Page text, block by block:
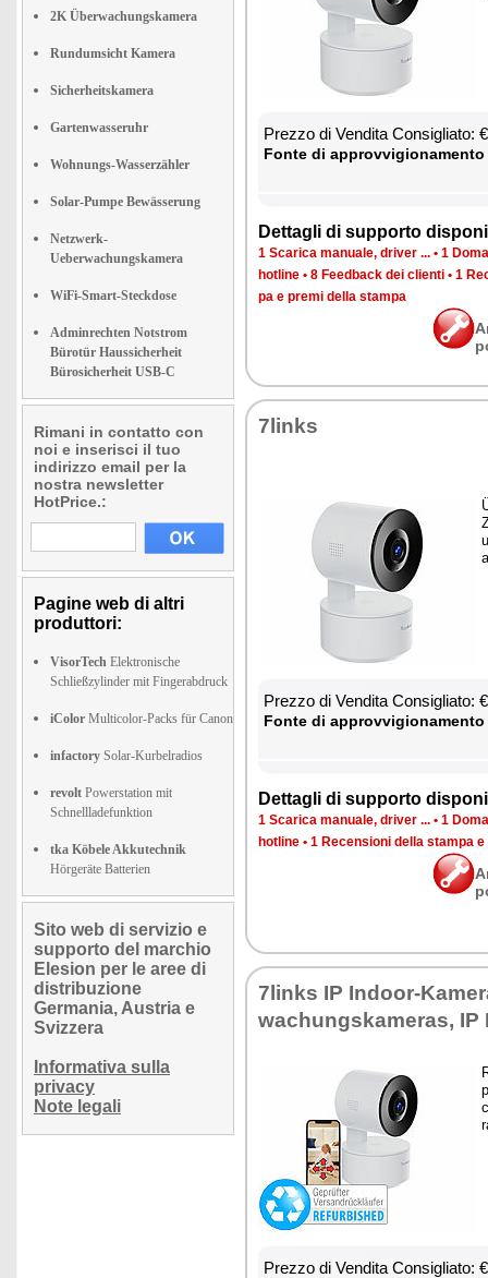
2K Überwachungskamera
Rundumsicht Kamera
Sicherheitskamera
Gartenwasseruhr
Wohnungs-Wasserzähler
Solar-Pumpe Bewässerung
Netzwerk-
Ueberwachungskamera
WiFi-Smart-Steckdose
Adminrechten Notstrom
Bürotür Haussicherheit
Bürosicherheit USB-C
Rimani in contatto con
noi e inserisci il tuo
indirizzo email per la
nostra newsletter
HotPrice.:
Pagine web di altri
produttori:
VisorTech Elektronische
Schließzylinder mit Fingerabdruck
iColor Multicolor-Packs für Canon
infactory Solar-Kurbelradios
revolt Powerstation mit
Schnellladefunktion
tka Köbele Akkutechnik
Hörgeräte Batterien
Sito web di servizio e
supporto del marchio
Elesion per le aree di
distribuzione
Germania, Austria e
Svizzera
Informativa sulla
privacy
Note legali
Prez­zo di Ven­di­ta Con­si­glia­to:
Fon­te di
Det­ta­gli di sup­por­to
1 Sca­ri­ca ma­nua­le, dri­ver ... • 1
ho­tli­ne • 8 Feed­back dei clien­ti • 1
pa e pre­mi del­la stam­pa
7links
Prez­zo di Ven­di­ta Con­si­glia­to:
Fon­te di
Det­ta­gli di sup­por­to
1 Sca­ri­ca ma­nua­le, dri­ver ... • 1
ho­tli­ne • 1 Re­cen­sio­ni del­la stam­pa
7links IP In­door-
wa­chung­ska­me­ras, IP
Prez­zo di Ven­di­ta Con­si­glia­to: